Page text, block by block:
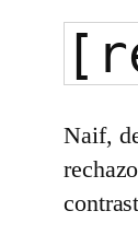
Naif,